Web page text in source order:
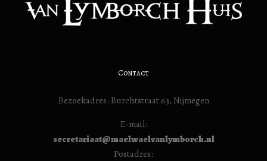
Contact
Bezoekadres: Burchtstraat 63, Nijmegen
E-mail:
secretariaat@maelwaelvanlymborch.nl
Postadres: